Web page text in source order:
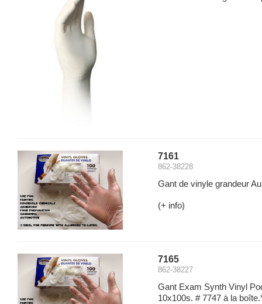
7161
862-38228
Gant de vinyle grandeur
(+ info)
7165
862-38227
Gant Exam Synth Vinyl
10x100s. # 7747 à la